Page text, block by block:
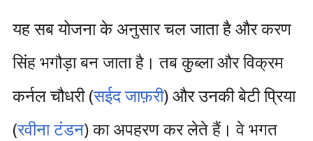
यह सब योजना के अनुसार चल जाता है और करण
सिंह भगौड़ा बन जाता है। तब कुब्ला और विक्रम
कर्नल चौधरी (सईद जाफ़री) और उनकी बेटी प्रिया
(रवीना टंडन) का अपहरण कर लेते हैं। वे भगत